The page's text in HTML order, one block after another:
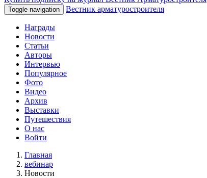
Toggle navigation Вестник арматуростроителя
Награды
Новости
Статьи
Авторы
Интервью
Популярное
Фото
Видео
Архив
Выставки
Путешествия
О нас
Войти
Главная
вебинар
Новости